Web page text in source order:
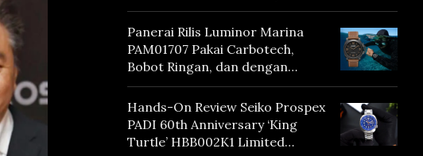
Bracelet
Panerai Rilis Luminor Marina
PAM01707 Pakai Carbotech,
Bobot Ringan, dan dengan
Vintage Vibes
Hands-On Review Seiko Prospex
PADI 60th Anniversary ‘King
Turtle’ HBB002K1 Limited